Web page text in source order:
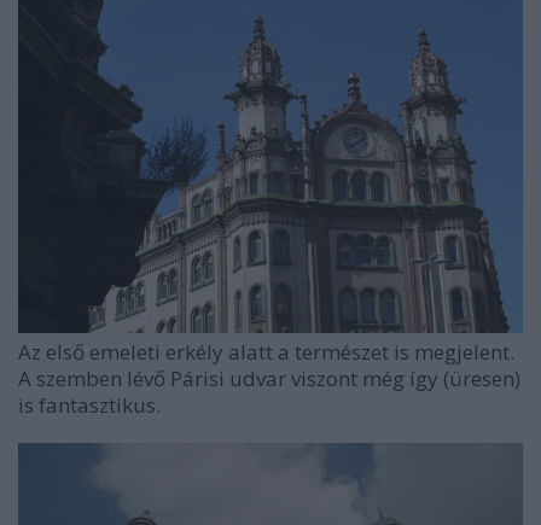
Az első emeleti erkély alatt a természet is megjelent.
A szemben lévő Párisi udvar viszont még így (üresen)
is fantasztikus.